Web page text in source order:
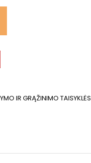
IR GRĄŽINIMO TAISYKLĖS